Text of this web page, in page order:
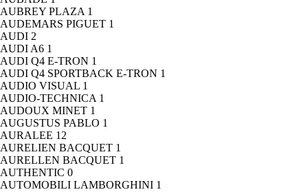
AUBREY PLAZA 1
AUDEMARS PIGUET 1
AUDI 2
AUDI A6 1
AUDI Q4 E-TRON 1
AUDI Q4 SPORTBACK E-TRON 1
AUDIO VISUAL 1
AUDIO-TECHNICA 1
AUDOUX MINET 1
AUGUSTUS PABLO 1
AURALEE 12
AURELIEN BACQUET 1
AURELLEN BACQUET 1
AUTHENTIC 0
AUTOMOBILI LAMBORGHINI 1